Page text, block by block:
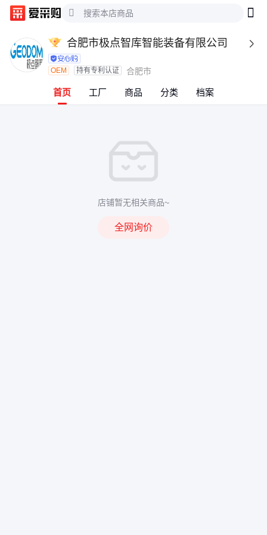
合肥市极点智库智能装备有限公司 
OEM 持有专利认证 合肥市
首页 工厂 商品 分类 档案
店铺暂无相关商品~
全网询价